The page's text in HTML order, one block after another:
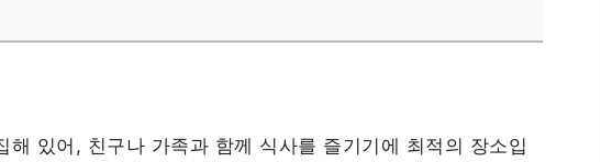
해 있어, 친구나 가족과 함께 식사를 즐기기에 최적의 장소입